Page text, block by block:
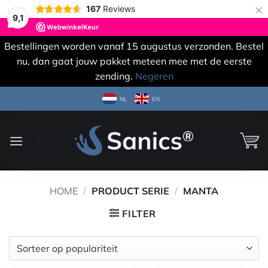
9,1
167 Reviews ×
Bestellingen worden vanaf 15 augustus verzonden. Bestel
nu, dan gaat jouw pakket meteen mee met de eerste
zending. Negeren
naar
NL EN
HOME / PRODUCT SERIE / MANTA
FILTER